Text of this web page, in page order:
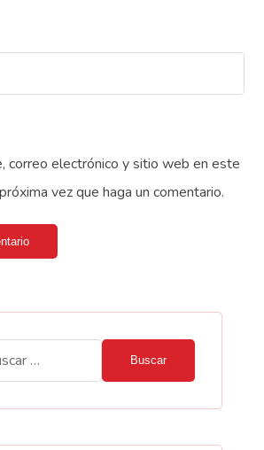
correo electrónico y sitio web en este
vez que haga un comentario.
Buscar